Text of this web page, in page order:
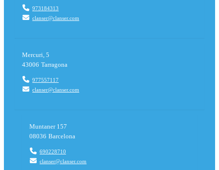
973184313
clanser@clanser.com
Mercuri, 5
43006 Tarragona
977557117
clanser@clanser.com
Muntaner 157
08036 Barcelona
690228710
clanser@clanser.com